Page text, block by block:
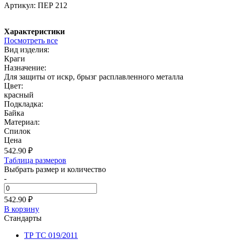
Артикул: ПЕР 212
Характеристики
Посмотреть все
Вид изделия:
Краги
Назначение:
Для защиты от искр, брызг расплавленного металла
Цвет:
красный
Подкладка:
Байка
Материал:
Спилок
Цена
542.90 ₽
Таблица размеров
Выбрать размер и количество
-
542.90 ₽
В корзину
Стандарты
ТР ТС 019/2011